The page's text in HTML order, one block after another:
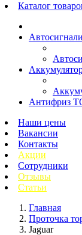
Каталог
Антифриз
Наши цены
Вакансии
Контакты
Акции
Сотрудники
Отзывы
Статьи
Главная
Проточка
Jaguar